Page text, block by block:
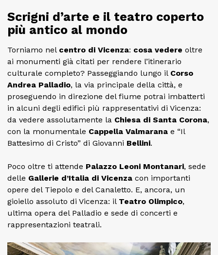
Scrigni d’arte e il teatro coperto
più antico al mondo
Torniamo nel centro di Vicenza: cosa vedere oltre
ai monumenti già citati per rendere l’itinerario
culturale completo? Passeggiando lungo il Corso
Andrea Palladio, la via principale della città, e
proseguendo in direzione del fiume potrai imbatterti
in alcuni degli edifici più rappresentativi di Vicenza:
da vedere assolutamente la Chiesa di Santa Corona,
con la monumentale Cappella Valmarana e “Il
Battesimo di Cristo” di Giovanni Bellini.
Poco oltre ti attende Palazzo Leoni Montanari, sede
delle Gallerie d’Italia di Vicenza con importanti
opere del Tiepolo e del Canaletto. E, ancora, un
gioiello assoluto di Vicenza: il Teatro Olimpico,
ultima opera del Palladio e sede di concerti e
rappresentazioni teatrali.